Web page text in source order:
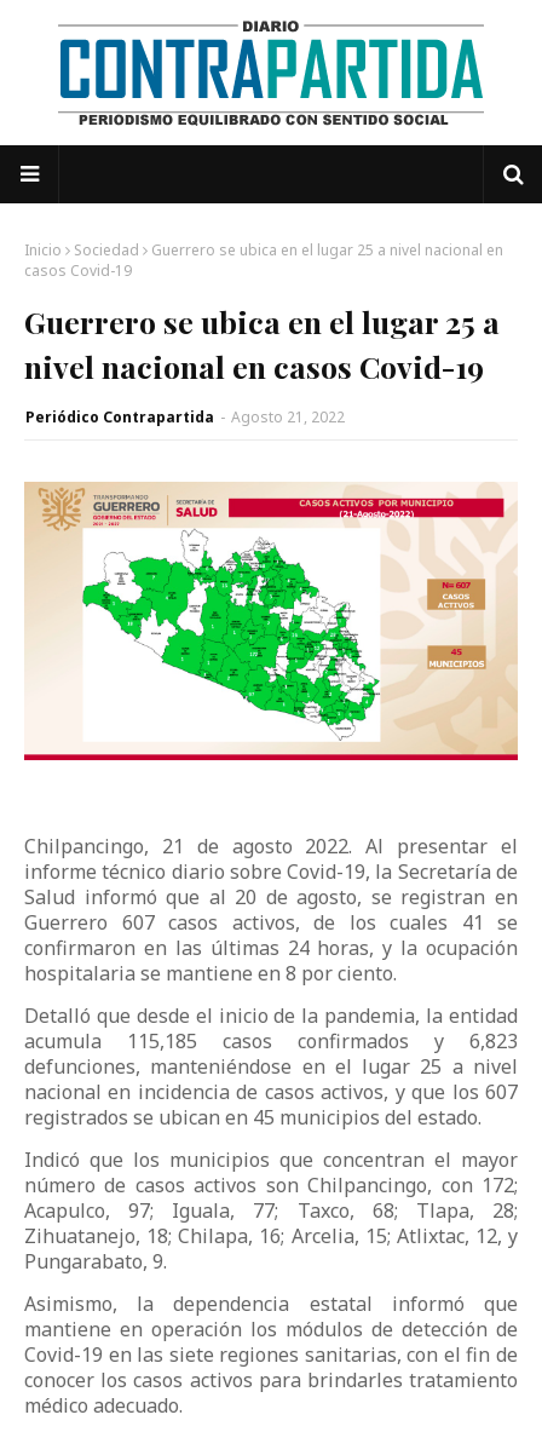
Inicio Sociedad
Guerrero se ubica en el lugar 25 a nivel nacional en
casos Covid-19
Guerrero se ubica en el lugar 25 a
nivel nacional en casos Covid-19
Periódico Contrapartida - Agosto 21, 2022
Chilpancingo, 21 de agosto 2022. Al presentar el
informe técnico diario sobre Covid-19, la Secretaría de
Salud informó que al 20 de agosto, se registran en
Guerrero 607 casos activos, de los cuales 41 se
confirmaron en las últimas 24 horas, y la ocupación
hospitalaria se mantiene en 8 por ciento.
Detalló que desde el inicio de la pandemia, la entidad
acumula 115,185 casos confirmados y 6,823
defunciones, manteniéndose en el lugar 25 a nivel
nacional en incidencia de casos activos, y que los 607
registrados se ubican en 45 municipios del estado.
Indicó que los municipios que concentran el mayor
número de casos activos son Chilpancingo, con 172;
Acapulco, 97; Iguala, 77; Taxco, 68; Tlapa, 28;
Zihuatanejo, 18; Chilapa, 16; Arcelia, 15; Atlixtac, 12, y
Pungarabato, 9.
Asimismo, la dependencia estatal informó que
mantiene en operación los módulos de detección de
Covid-19 en las siete regiones sanitarias, con el fin de
conocer los casos activos para brindarles tratamiento
médico adecuado.